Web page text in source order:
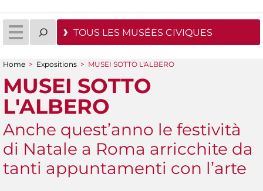
TOUS LES MUSÉES CIVIQUES
You are here
Home > Expositions > MUSEI SOTTO L'ALBERO
MUSEI SOTTO
L'ALBERO
Anche quest’anno le festività
di Natale a Roma arricchite da
tanti appuntamenti con l’arte